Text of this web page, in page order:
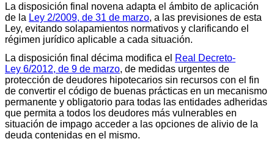
La disposición final novena adapta el ámbito de aplicación
de la Ley 2/2009, de 31 de marzo, a las previsiones de esta
Ley, evitando solapamientos normativos y clarificando el
régimen jurídico aplicable a cada situación.
La disposición final décima modifica el Real Decreto-
Ley 6/2012, de 9 de marzo, de medidas urgentes de
protección de deudores hipotecarios sin recursos con el fin
de convertir el código de buenas prácticas en un mecanismo
permanente y obligatorio para todas las entidades adheridas
que permita a todos los deudores más vulnerables en
situación de impago acceder a las opciones de alivio de la
deuda contenidas en el mismo.